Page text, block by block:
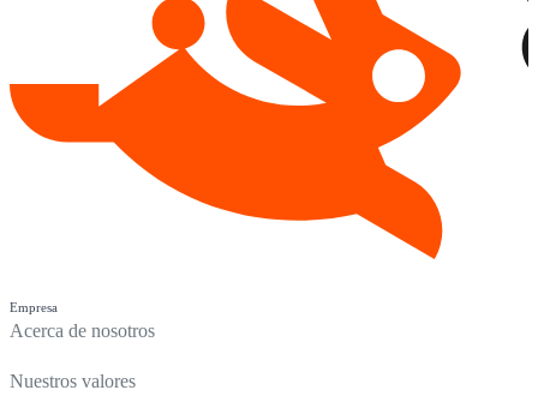
Empresa
Acerca de nosotros
Nuestros valores